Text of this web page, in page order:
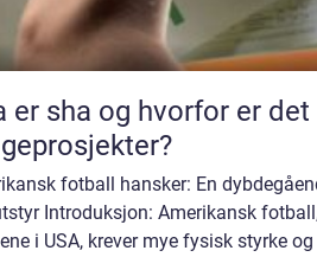
er sha og hvorfor er
fotball hansker: En
Introduksjon: Amerikansk
i USA, krever mye fysisk styrke